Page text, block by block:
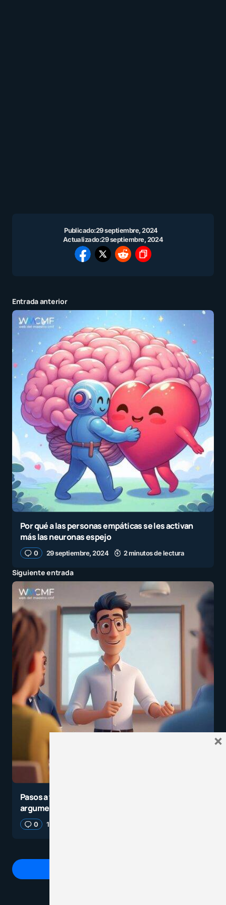
Publicado:29 septiembre, 2024
Actualizado:29 septiembre, 2024
Entrada anterior
Por qué a las personas empáticas se les activan
más las neuronas espejo
0 29 septiembre, 2024 2 minutos de lectura
Siguiente entrada
Pasos a tener en cuenta para enseñar a
argumentar
0 1 octubre, 2024
×